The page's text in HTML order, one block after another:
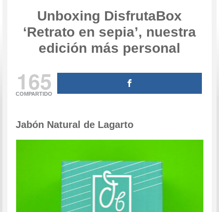
Unboxing DisfrutaBox
‘Retrato en sepia’, nuestra
edición más personal
165
COMPARTIDO
Jabón Natural de Lagarto